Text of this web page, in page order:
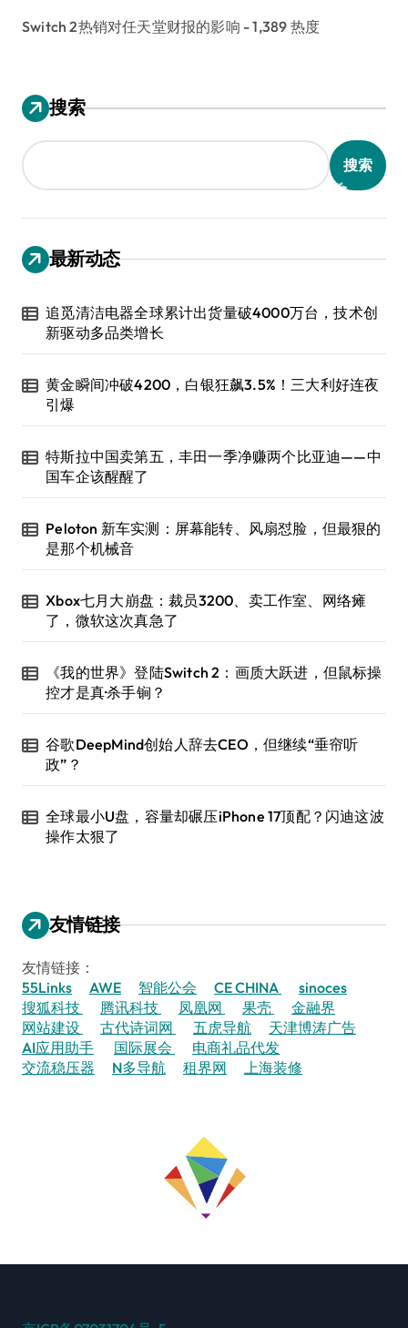
Switch 2热销对任天堂财报的影响 - 1,389 热度
搜索
搜索
最新动态
追觅清洁电器全球累计出货量破4000万台，技术创
新驱动多品类增长
黄金瞬间冲破4200，白银狂飙3.5%！三大利好连夜
引爆
特斯拉中国卖第五，丰田一季净赚两个比亚迪——中
国车企该醒醒了
Peloton 新车实测：屏幕能转、风扇怼脸，但最狠的
是那个机械音
Xbox七月大崩盘：裁员3200、卖工作室、网络瘫
了，微软这次真急了
《我的世界》登陆Switch 2：画质大跃进，但鼠标操
控才是真·杀手锏？
谷歌DeepMind创始人辞去CEO，但继续“垂帘听
政”？
全球最小U盘，容量却碾压iPhone 17顶配？闪迪这波
操作太狠了
友情链接
友情链接：
55Links
AWE 智能公会 CE CHINA
sinoces
搜狐科技
腾讯科技 凤凰网 果壳
金融界
网站建设
古代诗词网 五虎导航
天津博涛广告
AI应用助手
国际展会
电商礼品代发
交流稳压器
N多导航 租界网 上海装修